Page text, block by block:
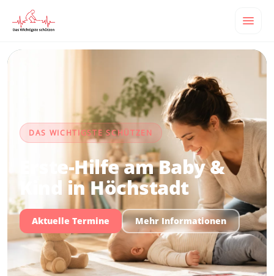
DAS WICHTIGSTE SCHÜTZEN
Erste-Hilfe am Baby &
Kind in Höchstadt
Aktuelle Termine Mehr Informationen